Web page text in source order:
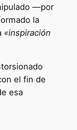
—por
la
«inspiración
el fin de
esa